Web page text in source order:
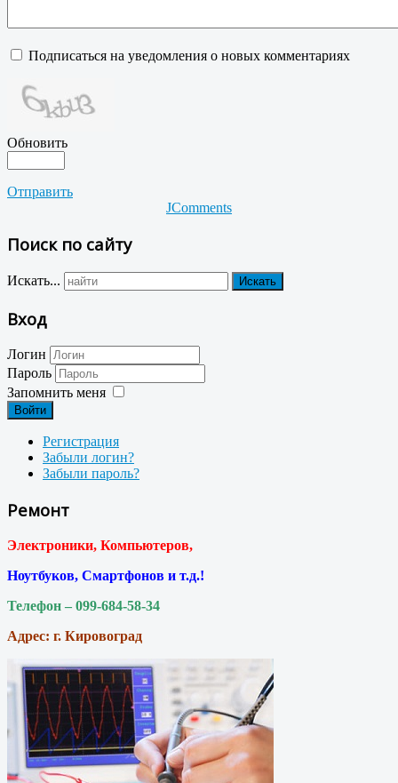
Подписаться на уведомления о новых комментариях
Обновить
Отправить
JComments
Поиск по сайту
Искать... Искать
Вход
Логин
Пароль
Запомнить меня
Войти
Регистрация
Забыли логин?
Забыли пароль?
Ремонт
Электроники, Компьютеров,
Ноутбуков, Смартфонов и т.д.!
Телефон – 099-684-58-34
Адрес: г. Кировоград